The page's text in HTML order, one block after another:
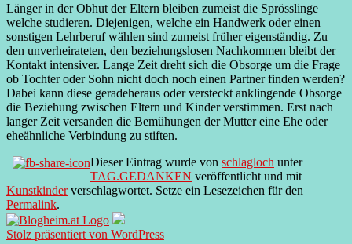
Länger in der Obhut der Eltern bleiben zumeist die Sprösslinge
welche studieren. Diejenigen, welche ein Handwerk oder einen
sonstigen Lehrberuf wählen sind zumeist früher eigenständig. Zu
den unverheirateten, den beziehungslosen Nachkommen bleibt der
Kontakt intensiver. Lange Zeit dreht sich die Obsorge um die Frage
ob Tochter oder Sohn nicht doch noch einen Partner finden werden?
Dabei kann diese geradeheraus oder versteckt anklingende Obsorge
die Beziehung zwischen Eltern und Kinder verstimmen. Erst nach
langer Zeit versanden die Bemühungen der Mutter eine Ehe oder
eheähnliche Verbindung zu stiften.
Dieser Eintrag wurde von schlagloch unter
TAG.GEDANKEN veröffentlicht und mit
Kunstkinderverschlagwortet. Setze ein Lesezeichen für den
Permalink.
Stolz präsentiert von WordPress